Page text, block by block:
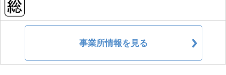
事業所情報を見る